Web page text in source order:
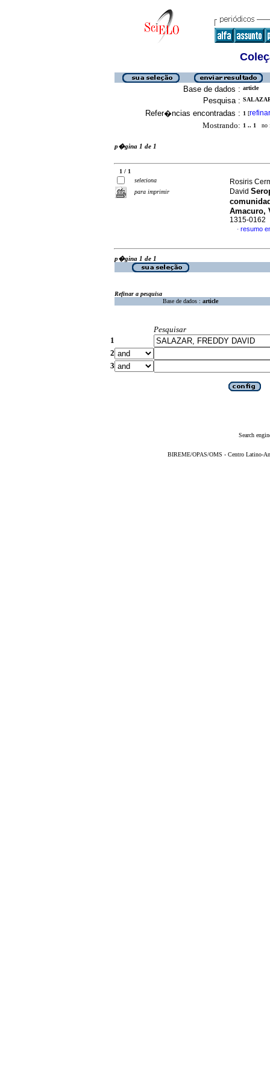
Base de dados : article
Pesquisa :
Refer�ncias encontradas : 1 [refinar
Mostrando: 1 .. 1 no
p�gina 1 de 1
1 / 1
seleciona
para imprimir
Rosiris
David
Amacuro,
1315-0162
· resumo
p�gina 1 de 1
Refinar a pesquisa
Base de dados : article
Pesquisar
1
2
3
Search
BIREME/OPAS/OMS - Centro Latino-